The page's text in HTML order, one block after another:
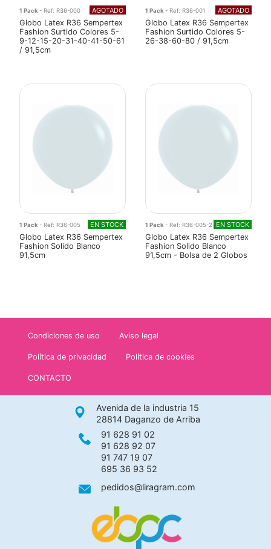
1 Pack - Ref: R36-000 AGOTADO
Globo Latex R36 Sempertex
Fashion Surtido Colores 5-
9-12-15-20-31-40-41-50-61
/ 91,5cm
1 Pack - Ref: R36-001 AGOTADO
Globo Latex R36 Sempertex
Fashion Surtido Colores 5-
26-38-60-80 / 91,5cm
1 Pack- Ref: R36-005 EN STOCK
Globo Latex R36 Sempertex
Fashion Solido Blanco
91,5cm
1 Pack- Ref: R36-005-2 EN STOCK
Globo Latex R36 Sempertex
Fashion Solido Blanco
91,5cm - Bolsa de 2 Globos
Condiciones de uso Aviso legal
Política de privacidad Política de cookies
CONTACTO
Avenida de la industria 15
28814 Daganzo de Arriba
91 628 91 02
91 628 92 07
91 747 19 07
695 36 93 52
pedidos@liragram.com